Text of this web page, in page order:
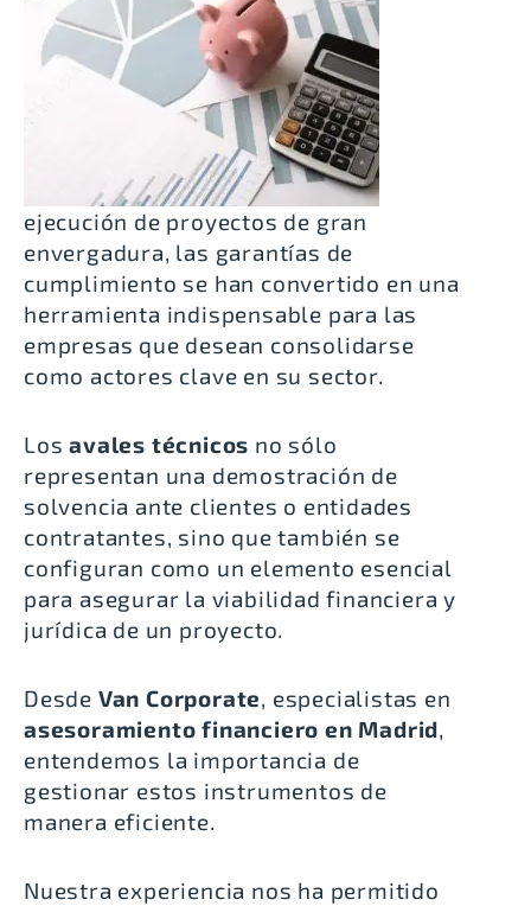
ejecución de proyectos de gran
envergadura, las garantías de
cumplimiento se han convertido en una
herramienta indispensable para las
empresas que desean consolidarse
como actores clave en su sector.
Losavales técnicos no sólo
representan una demostración de
solvencia ante clientes o entidades
contratantes, sino que también se
configuran como un elemento esencial
para asegurar la viabilidad financiera y
jurídica de un proyecto.
Desde Van Corporate, especialistas en
asesoramiento financiero en Madrid,
entendemos la importancia de
gestionar estos instrumentos de
manera eficiente.
Nuestra experiencia nos ha permitido